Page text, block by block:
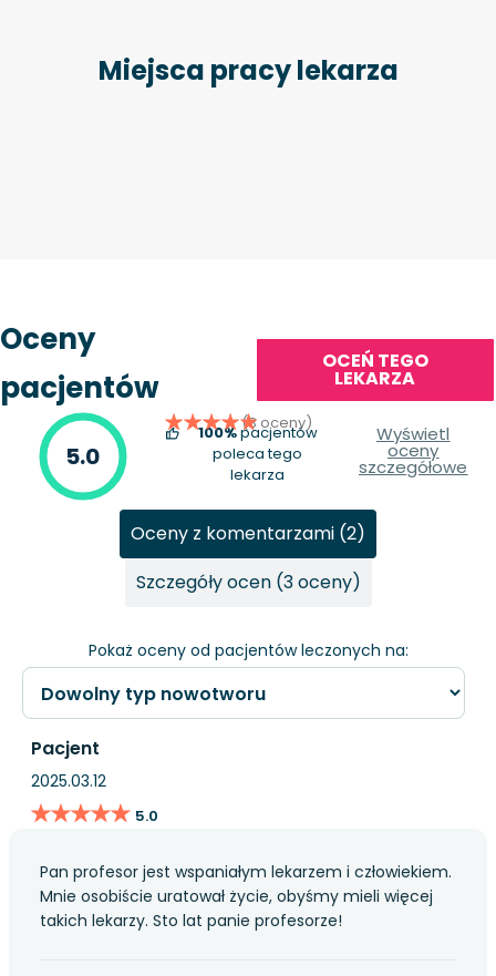
Miejsca pracy lekarza
Oceny
pacjentów
OCEŃ TEGO
LEKARZA
5.0
(3 oceny)
100%pacjentów
poleca tego
lekarza
Wyświetl
oceny
szczegółowe
Pokaż oceny od pacjentów leczonych na:
Oceny z komentarzami (2)
Szczegóły ocen (3 oceny)
Pacjent
2025.03.12
★★★★★
★★★★★ 5.0
Pan profesor jest wspaniałym lekarzem i człowiekiem.
Mnie osobiście uratował życie, obyśmy mieli więcej
takich lekarzy. Sto lat panie profesorze!